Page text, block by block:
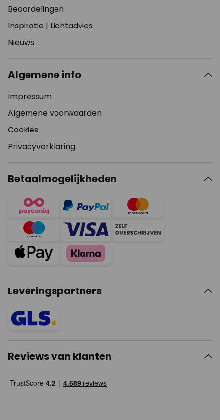
Beoordelingen
Inspiratie | Lichtadvies
Nieuws
Algemene info
Impressum
Algemene voorwaarden
Cookies
Privacyverklaring
Betaalmogelijkheden
Leveringspartners
Reviews van klanten